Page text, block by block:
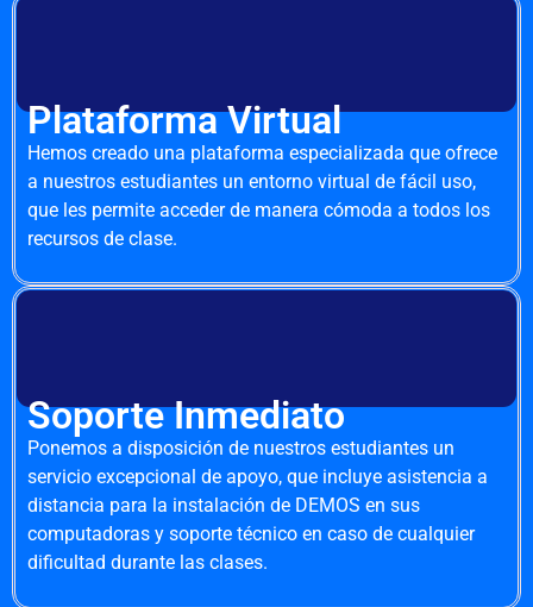
Plataforma Virtual
Hemos creado una plataforma especializada que ofrece
a nuestros estudiantes un entorno virtual de fácil uso,
que les permite acceder de manera cómoda a todos los
recursos de clase.
Soporte Inmediato
Ponemos a disposición de nuestros estudiantes un
servicio excepcional de apoyo, que incluye asistencia a
distancia para la instalación de DEMOS en sus
computadoras y soporte técnico en caso de cualquier
dificultad durante las clases.